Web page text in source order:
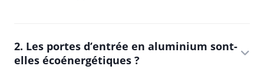
2. Les portes d’entrée en aluminium sont-
elles écoénergétiques ?